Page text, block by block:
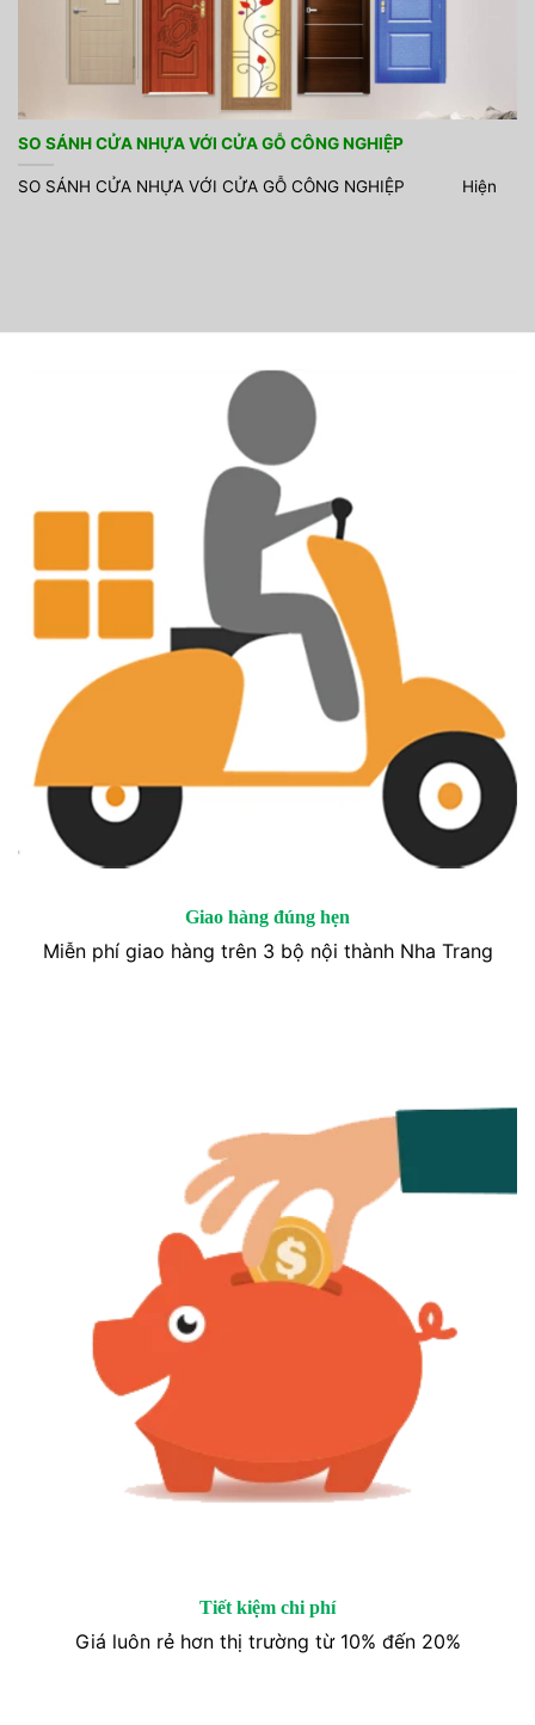
SO SÁNH CỬA NHỰA VỚI CỬA GỖ CÔNG NGHIỆP
SO SÁNH CỬA NHỰA VỚI CỬA GỖ CÔNG NGHIỆP Hiện
Giao hàng đúng hẹn
Miễn phí giao hàng trên 3 bộ nội thành Nha Trang
Tiết kiệm chi phí
Giá luôn rẻ hơn thị trường từ 10% đến 20%